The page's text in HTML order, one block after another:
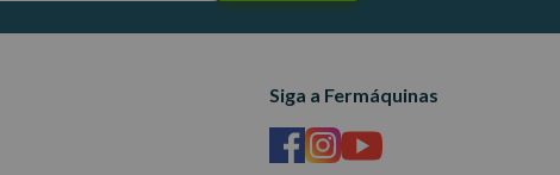
Siga a Fermáquinas